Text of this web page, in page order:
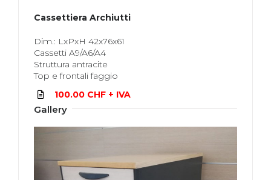
Cassettiera Archiutti
Dim.: LxPxH 42x76x61
Cassetti A9/A6/A4
Struttura antracite
Top e frontali faggio
100.00 CHF + IVA
Gallery